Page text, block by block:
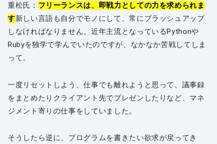
重松氏： フリーランスは、即戦力としての力を求められま
す新しい言語も自分でモノにして、常にブラッシュアップ
しなければなりません。近年主流となっているPythonや
Rubyを独学で学んでいたのですが、なかなか苦戦してしま
って。
一度リセットしよう、仕事でも離れようと思って、議事録
をまとめたりクライアント先でプレゼンしたりなど、マネ
ジメント寄りの仕事をしていました。
そうしたら逆に、プログラムを書きたい欲求が戻ってき